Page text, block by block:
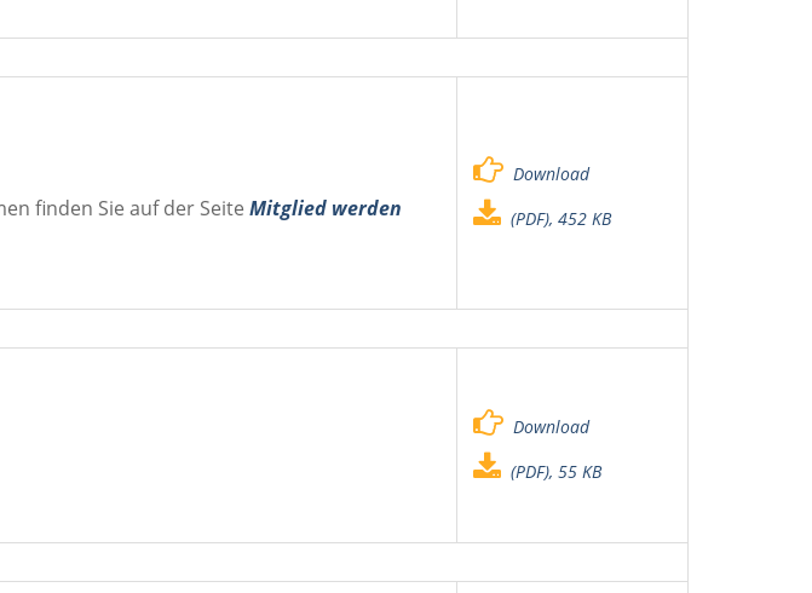
finden Sie auf der Seite Mitglied werden
Download
(PDF), 452 KB
Download
(PDF), 55 KB